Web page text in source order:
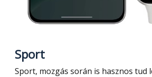
Sport
Sport, mozgás során is hasznos tud lenni, mert